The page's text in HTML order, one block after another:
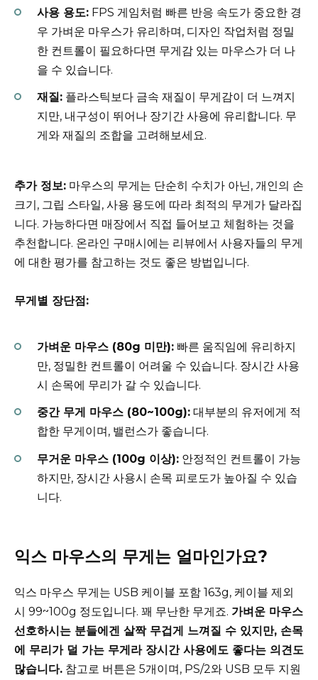
사용 용도: FPS 게임처럼 빠른 반응 속도가 중요한 경
우 가벼운 마우스가 유리하며, 디자인 작업처럼 정밀
한 컨트롤이 필요하다면 무게감 있는 마우스가 더 나
을 수 있습니다.
재질: 플라스틱보다 금속 재질이 무게감이 더 느껴지
지만, 내구성이 뛰어나 장기간 사용에 유리합니다. 무
게와 재질의 조합을 고려해보세요.
추가 정보: 마우스의 무게는 단순히 수치가 아닌, 개인의 손
크기, 그립 스타일, 사용 용도에 따라 최적의 무게가 달라집
니다. 가능하다면 매장에서 직접 들어보고 체험하는 것을
추천합니다. 온라인 구매시에는 리뷰에서 사용자들의 무게
에 대한 평가를 참고하는 것도 좋은 방법입니다.
무게별 장단점:
가벼운 마우스 (80g 미만): 빠른 움직임에 유리하지
만, 정밀한 컨트롤이 어려울 수 있습니다. 장시간 사용
시 손목에 무리가 갈 수 있습니다.
중간 무게 마우스 (80~100g): 대부분의 유저에게 적
합한 무게이며, 밸런스가 좋습니다.
무거운 마우스 (100g 이상): 안정적인 컨트롤이 가능
하지만, 장시간 사용시 손목 피로도가 높아질 수 있습
니다.
익스 마우스의 무게는 얼마인가요?
익스 마우스 무게는 USB 케이블 포함 163g, 케이블 제외
시 99~100g 정도입니다. 꽤 무난한 무게죠. 가벼운 마우스
선호하시는 분들에겐 살짝 무겁게 느껴질 수 있지만, 손목
에 무리가 덜 가는 무게라 장시간 사용에도 좋다는 의견도
많습니다. 참고로 버튼은 5개이며, PS/2와 USB 모두 지원